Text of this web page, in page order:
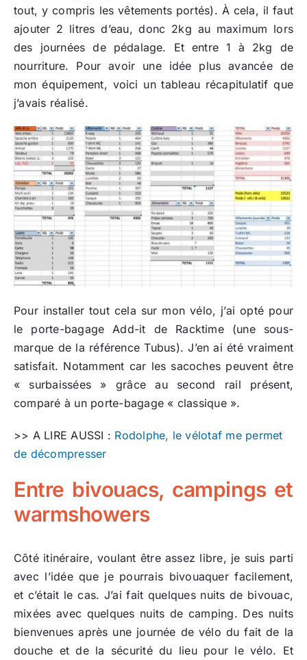
tout, y compris les vêtements portés). À cela, il faut
ajouter 2 litres d’eau, donc 2kg au maximum lors
des journées de pédalage. Et entre 1 à 2kg de
nourriture. Pour avoir une idée plus avancée de
mon équipement, voici un tableau récapitulatif que
j’avais réalisé.
Pour installer tout cela sur mon vélo, j’ai opté pour
le porte-bagage Add-it de Racktime (une sous-
marque de la référence Tubus). J’en ai été vraiment
satisfait. Notamment car les sacoches peuvent être
« surbaissées » grâce au second rail présent,
comparé à un porte-bagage « classique ».
>> A LIRE AUSSI : Rodolphe, le vélotaf me permet
de décompresser
Entre bivouacs, campings et
warmshowers
Côté itinéraire, voulant être assez libre, je suis parti
avec l’idée que je pourrais bivouaquer facilement,
et c’était le cas. J’ai fait quelques nuits de bivouac,
mixées avec quelques nuits de camping. Des nuits
bienvenues après une journée de vélo du fait de la
douche et de la sécurité du lieu pour le vélo. Et